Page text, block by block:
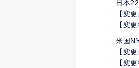
日本
【変
【変
米国
【変
【変